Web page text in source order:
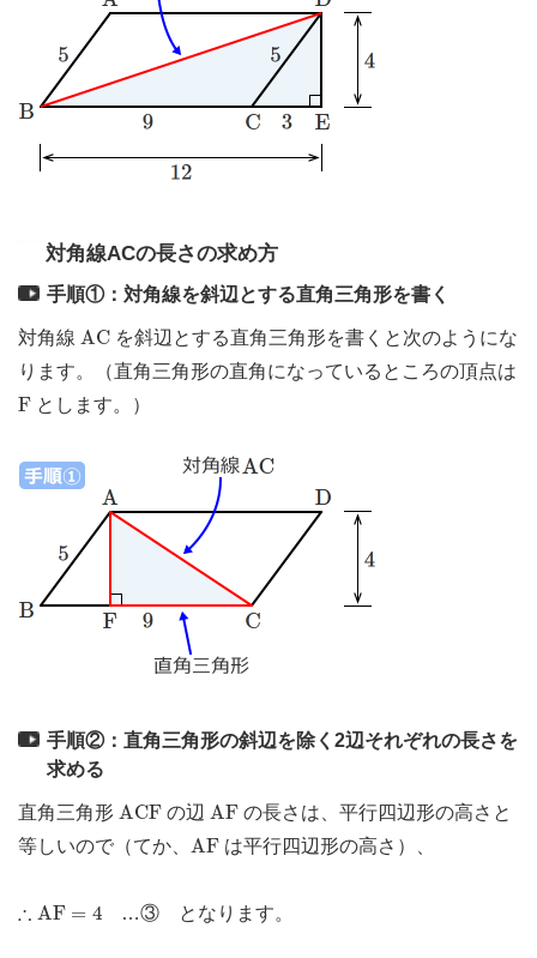
対角線ACの長さの求め方
手順①：対角線を斜辺とする直角三角形を書く
対角線 AC
A C を斜辺とする直角三角形を書くと次のようにな
ります。（直角三角形の直角になっているところの頂点は
F
F とします。）
手順②：直角三角形の斜辺を除く2辺それぞれの長さを
求める
直角三角形 ACF
A CF の辺 AF
A F の長さは、平行四辺形の高さと
等しいので（てか、 AF
A F は平行四辺形の高さ）、
∴ AF = 4
∴ A F= …③ となります。